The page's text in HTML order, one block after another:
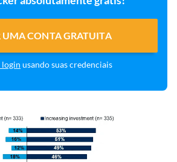
UMA CONTA GRATUITA
login usando suas credenciais